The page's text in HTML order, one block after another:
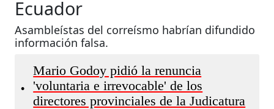
Ecuador
Asambleístas del correísmo habrían difundido
información falsa.
•
Mario Godoy pidió la renuncia
'voluntaria e irrevocable' de los
directores provinciales de la Judicatura